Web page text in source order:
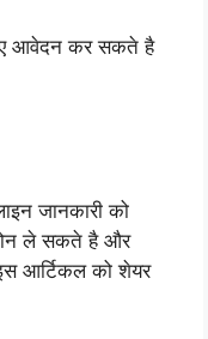
आवेदन कर सकते है
जानकारी को
ले सकते है और
आर्टिकल को शेयर